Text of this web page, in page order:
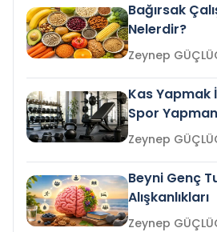
Bağırsak
Nelerdir?
Zeynep
Kas Yapmak
Spor
Zeynep
Beyni Genç
Alışkanlıkları
Zeynep